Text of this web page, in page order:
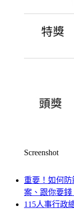
Screenshot
重要！如何
案、跟你要錢
115人事行政